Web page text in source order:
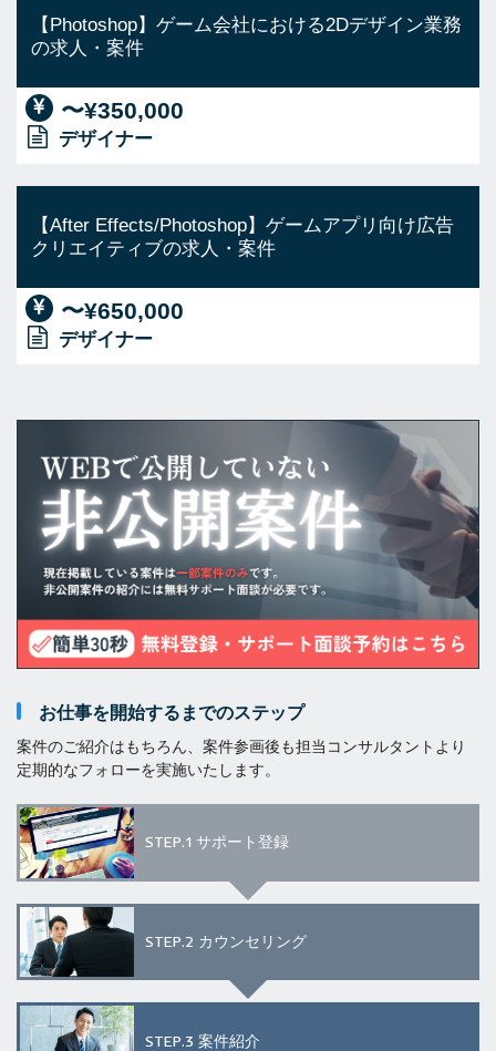
【Photoshop】ゲーム会社における2Dデザイン業務
の求人・案件
〜¥350,000
デザイナー
【After Effects/Photoshop】ゲームアプリ向け広告
クリエイティブの求人・案件
〜¥650,000
デザイナー
お仕事を開始するまでのステップ
案件のご紹介はもちろん、案件参画後も担当コンサルタントより
定期的なフォローを実施いたします。
STEP.1 サポート登録
STEP.2 カウンセリング
STEP.3 案件紹介